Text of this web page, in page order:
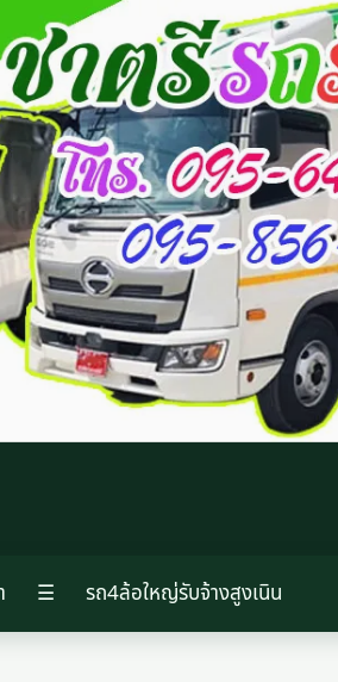
☰ รถ4ล้อใหญ่รับจ้างสูงเนิน